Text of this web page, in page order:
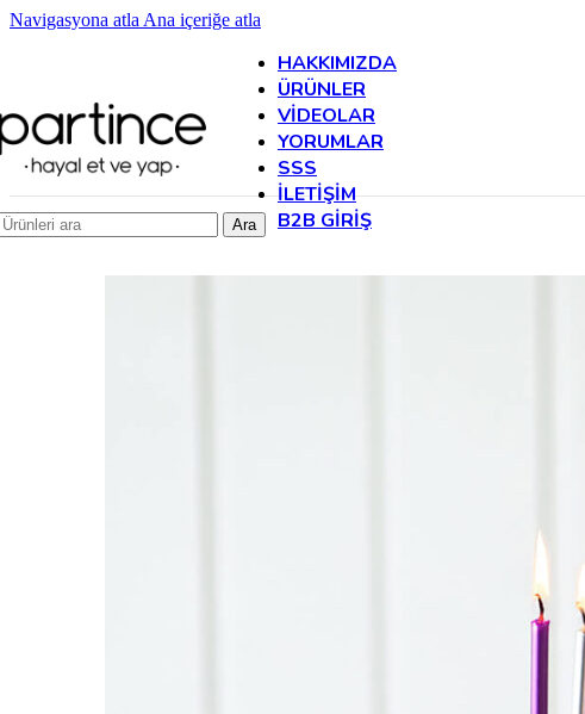
Navigasyona atla Ana içeriğe atla
HAKKIMIZDA
ÜRÜNLER
VIDEOLAR
YORUMLAR
SSS
İLETIŞIM
B2B GIRIŞ
Ara